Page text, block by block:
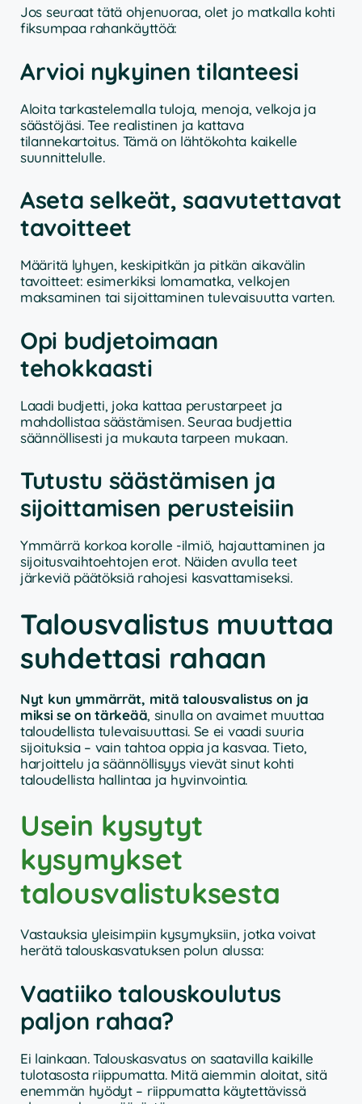
Jos seuraat tätä ohjenuoraa, olet jo matkalla kohti
fiksumpaa rahankäyttöä:
Arvioi nykyinen tilanteesi
Aloita tarkastelemalla tuloja, menoja, velkoja ja
säästöjäsi. Tee realistinen ja kattava
tilannekartoitus. Tämä on lähtökohta kaikelle
suunnittelulle.
Aseta selkeät, saavutettavat
tavoitteet
Määritä lyhyen, keskipitkän ja pitkän aikavälin
tavoitteet: esimerkiksi lomamatka, velkojen
maksaminen tai sijoittaminen tulevaisuutta varten.
Opi budjetoimaan
tehokkaasti
Laadi budjetti, joka kattaa perustarpeet ja
mahdollistaa säästämisen. Seuraa budjettia
säännöllisesti ja mukauta tarpeen mukaan.
Tutustu säästämisen ja
sijoittamisen perusteisiin
Ymmärrä korkoa korolle -ilmiö, hajauttaminen ja
sijoitusvaihtoehtojen erot. Näiden avulla teet
järkeviä päätöksiä rahojesi kasvattamiseksi.
Talousvalistus muuttaa
suhdettasi rahaan
Nyt kun ymmärrät, mitä talousvalistus on ja
miksi se on tärkeää, sinulla on avaimet muuttaa
taloudellista tulevaisuuttasi. Se ei vaadi suuria
sijoituksia – vain tahtoa oppia ja kasvaa. Tieto,
harjoittelu ja säännöllisyys vievät sinut kohti
taloudellista hallintaa ja hyvinvointia.
Usein kysytyt
kysymykset
talousvalistuksesta
Vastauksia yleisimpiin kysymyksiin, jotka voivat
herätä talouskasvatuksen polun alussa:
Vaatiiko talouskoulutus
paljon rahaa?
Ei lainkaan. Talouskasvatus on saatavilla kaikille
tulotasosta riippumatta. Mitä aiemmin aloitat, sitä
enemmän hyödyt – riippumatta käytettävissä